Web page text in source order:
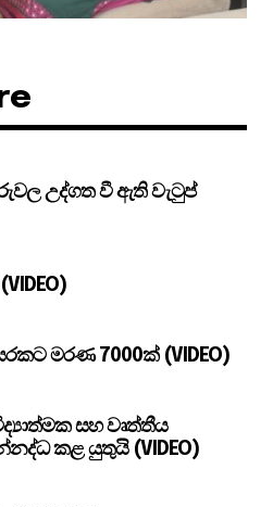
උද්ගත වී ඇති වැටුප්
මරණ 7000ක් (VIDEO)
සහ වෘත්තීය
කළ යුතුයි (VIDEO)